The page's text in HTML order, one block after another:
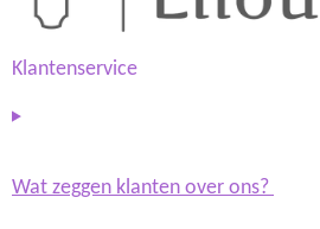
r
m
Klantenservice
Wat zeggen klanten over ons?